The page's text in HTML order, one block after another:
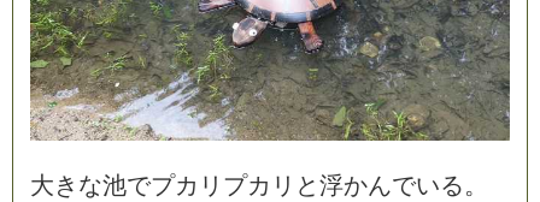
大き な池でプカ リ プカ リ と浮かんでいる。